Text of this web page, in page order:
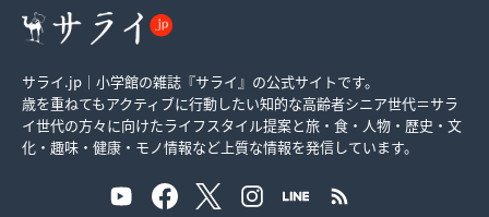
サライ.jp｜小学館の雑誌『サライ』の公式サイトです。
歳を重ねてもアクティブに行動したい知的な高齢者シニア世代＝サラ
イ世代の方々に向けたライフスタイル提案と旅・食・人物・歴史・文
化・趣味・健康・モノ情報など上質な情報を発信しています。